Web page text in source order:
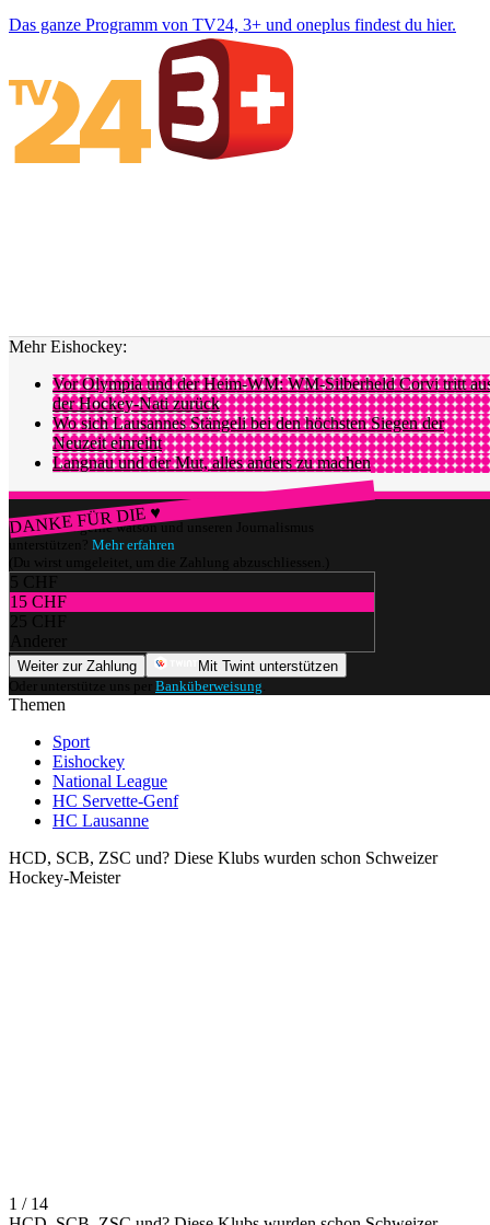
Das ganze Programm von TV24, 3+ und oneplus findest du hier.
Mehr Eishockey:
Vor Olympia und der Heim-WM: WM-Silberheld Corvi tritt
der Hockey-Nati zurück
Wo sich Lausannes Stängeli bei den höchsten Siegen der
Neuzeit einreiht
Langnau und der Mut, alles anders zu machen
DANKE FÜR DIE ♥
Würdest du gerne watson und unseren Journalismus
unterstützen? Mehr erfahren
(Du wirst umgeleitet, um die Zahlung abzuschliessen.)
5 CHF
15 CHF
25 CHF
Anderer
Weiter zur Zahlung
Mit Twint unterstützen
Oder unterstütze uns per Banküberweisung
Themen
Sport
Eishockey
National League
HC Servette-Genf
HC Lausanne
HCD, SCB, ZSC und? Diese Klubs wurden schon Schweizer
Hockey-Meister
1 / 14